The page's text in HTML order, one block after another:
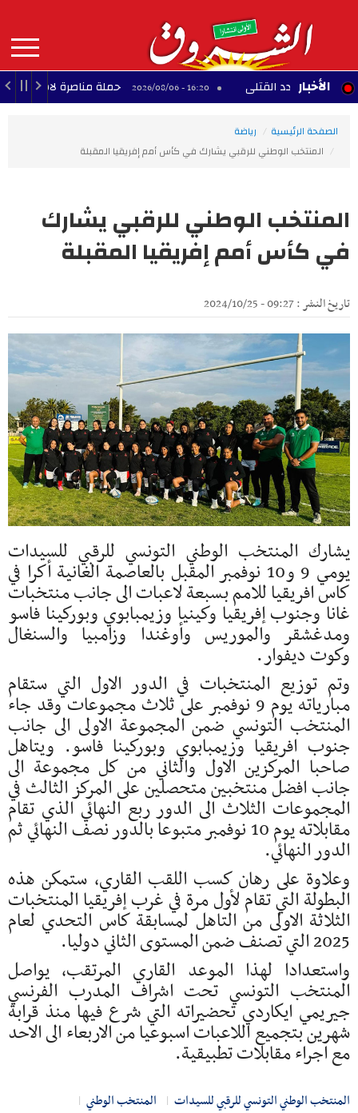
contenu
principal
MAIN
NAVIGATION الأخبار
عدد القتلى 16:20 - 2026/08/06 حملة مناصرة لاستكمال مشروع
الصفحة الرئيسية
رياضة
المنتخب الوطني للرقبي يشارك في كأس أمم إفريقيا المقبلة
المنتخب الوطني للرقبي يشارك
في كأس أمم إفريقيا المقبلة
تاريخ النشر : 09:27 - 2024/10/25
يشارك المنتخب الوطني التونسي للرقبي للسيدات
يومي 9 و10 نوفمبر المقبل بالعاصمة الغانية أكرا في
كاس افريقيا للامم بسبعة لاعبات الى جانب منتخبات
غانا وجنوب إفريقيا وكينيا وزيمبابوي وبوركينا فاسو
ومدغشقر والموريس وأوغندا وزامبيا والسنغال
وكوت ديفوار.
وتم توزيع المنتخبات في الدور الاول التي ستقام
مبارياته يوم 9 نوفمبر على ثلاث مجموعات وقد جاء
المنتخب التونسي ضمن المجموعة الاولى الى جانب
جنوب افريقيا وزيمبابوي وبوركينا فاسو. ويتاهل
صاحبا المركزين الاول والثاني من كل مجموعة الى
جانب افضل منتخبين متحصلين على المركز الثالث في
المجموعات الثلاث الى الدور ربع النهائي الذي تقام
مقابلاته يوم 10 نوفمبر متبوعا بالدور نصف النهائي ثم
الدور النهائي.
وعلاوة على رهان كسب اللقب القاري، ستمكن هذه
البطولة التي تقام لأول مرة في غرب إفريقيا المنتخبات
الثلاثة الاولى من التاهل لمسابقة كاس التحدي لعام
2025 التي تصنف ضمن المستوى الثاني دوليا.
واستعدادا لهذا الموعد القاري المرتقب، يواصل
المنتخب التونسي تحت اشراف المدرب الفرنسي
جيريمي ايكاردي تحضيراته التي شرع فيها منذ قرابة
شهرين بتجميع اللاعبات اسبوعيا من الاربعاء الى الاحد
مع اجراء مقابلات تطبيقية.
المنتخب الوطني التونسي للرقبي للسيدات
المنتخب الوطني